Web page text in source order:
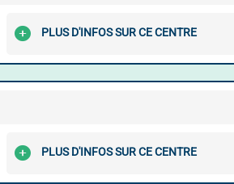
PLUS D'INFOS SUR CE CENTRE
PLUS D'INFOS SUR CE CENTRE